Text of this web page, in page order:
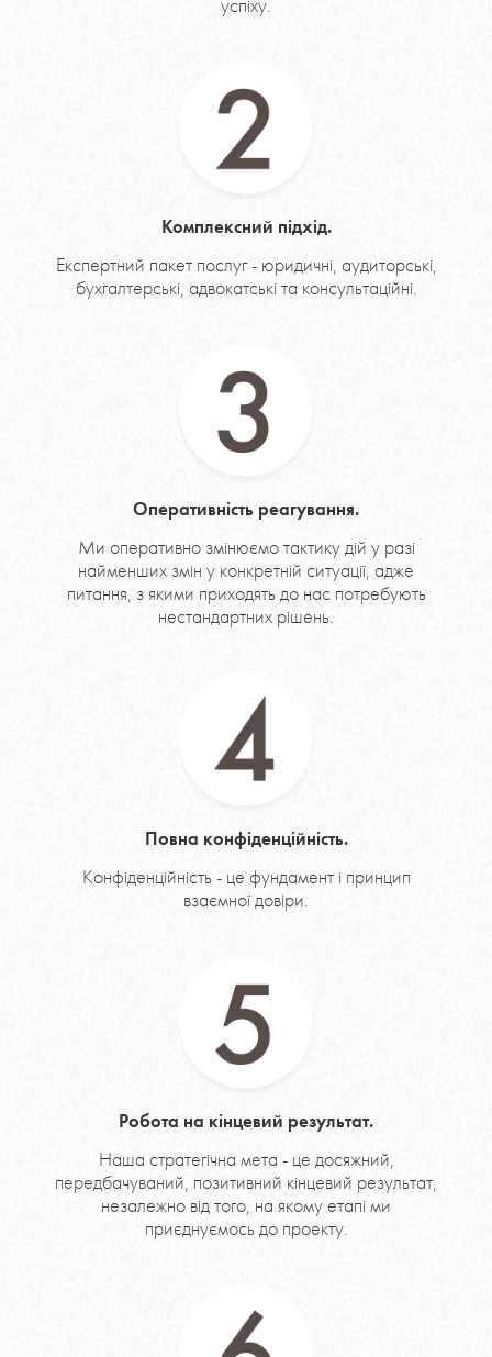
Комплексний підхід.
Експертний пакет послуг - юридичні, аудиторські,
бухгалтерські, адвокатські та консультаційні.
Оперативність реагування.
Ми оперативно змінюємо тактику дій у разі
найменших змін у конкретній ситуації, адже
питання, з якими приходять до нас потребують
нестандартних рішень.
Повна конфіденційність.
Конфіденційність - це фундамент і принцип
взаємної довіри.
Робота на кінцевий результат.
Наша стратегічна мета - це досяжний,
передбачуваний, позитивний кінцевий результат,
незалежно від того, на якому етапі ми
приєднуємось до проекту.